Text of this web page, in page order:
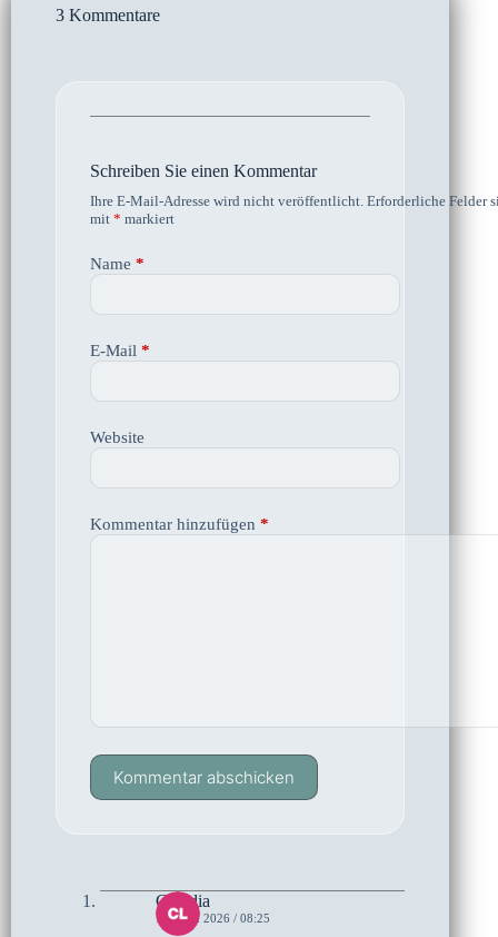
3 Kommentare
Schreiben Sie einen Kommentar
Ihre E-Mail-Adresse wird nicht veröffentlicht. Erforderliche Felder
mit * markiert
Name *
E-Mail *
Website
Kommentar hinzufügen *
Kommentar abschicken
Claudia
12. MAI 2026 / 08:25